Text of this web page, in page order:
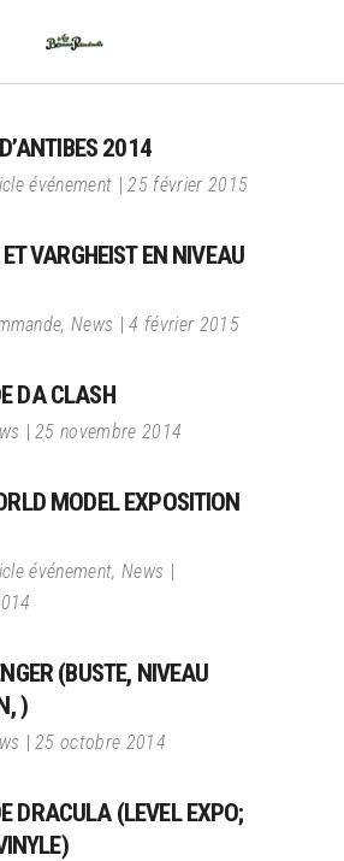
2014
événement 25 février 2015
VARGHEIST EN NIVEAU
,News 4 février 2015
DA CLASH
25 novembre 2014
MODEL EXPOSITION
événement, News
(BUSTE, NIVEAU
)
25 octobre 2014
DRACULA (LEVEL EXPO;